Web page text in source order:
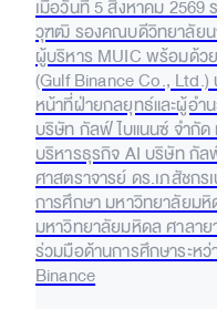
เมื่อวันที่ 5 สิงหาคม 2569
วุฑฒิ รองคณบดีวิทยาลัย
ผู้บริหาร MUIC พร้อมด้ว
(Gulf Binance Co., Ltd.)
หน้าที่ฝ่ายกลยุทธ์และผู้อำ
บริษัท กัลฟ์ ไบแนนซ์ จำกัด
บริหารธุรกิจ AI บริษัท กั
ศาสตราจารย์ ดร.เภสัชก
การศึกษา มหาวิทยาลัยม
มหาวิทยาลัยมหิดล ศาลา
ร่วมมือด้านการศึกษาระห
Binance